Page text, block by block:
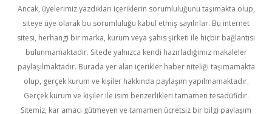
Ancak, üyelerimiz yazdıkları içeriklerin sorumluluğunu taşımakta olup,
siteye üye olarak bu sorumluluğu kabul etmiş sayılırlar. Bu internet
sitesi, herhangi bir marka, kurum veya şahıs şirketi ile hiçbir bağlantısı
bulunmamaktadır. Sitede yalnızca kendi hazırladığımız makaleler
paylaşılmaktadır. Burada yer alan içerikler haber niteliği taşımamakta
olup, gerçek kurum ve kişiler hakkında paylaşım yapılmamaktadır.
Gerçek kurum ve kişiler ile isim benzerlikleri tamamen tesadüfidir.
Sitemiz, kar amacı gütmeyen ve tamamen ücretsiz bir bilgi paylaşım